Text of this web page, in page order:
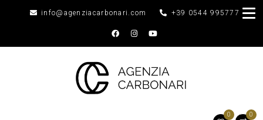
info@agenziacarbonari.com +39 0544 995777
0 0